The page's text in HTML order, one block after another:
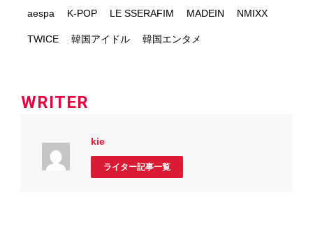
aespa K-POP LE SSERAFIM MADEIN NMIXX
TWICE 韓国アイドル 韓国エンタメ
WRITER
kie
ライター記事一覧